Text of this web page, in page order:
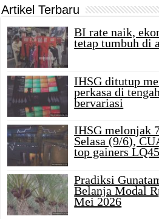
Artikel Terbaru
BI rate naik,
tetap tumbuh di
IHSG ditutup
perkasa di
bervariasi
IHSG melonjak
Selasa (9/6),
top gainers LQ45
Pradiksi
Belanja Modal
Mei 2026